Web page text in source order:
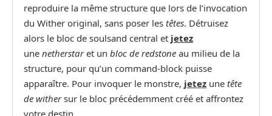
reproduire la même structure que lors de l’invocation
du Wither original, sans poser les têtes. Détruisez
alors le bloc de soulsand central et jetez
une netherstaret un bloc de redstone au milieu de la
structure, pour qu’un command-block puisse
apparaître. Pour invoquer le monstre, jetez une tête
de withersur le bloc précédemment créé et affrontez